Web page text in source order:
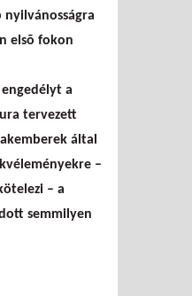
nyilvánosságra
elsõ fokon
a
tervezett
által
–
– a
semmilyen